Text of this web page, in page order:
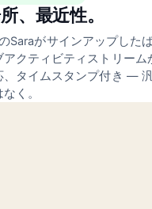
、最近性。
のSaraがサインアップした
アクティビティストリーム
、タイムスタンプ付き —
く。